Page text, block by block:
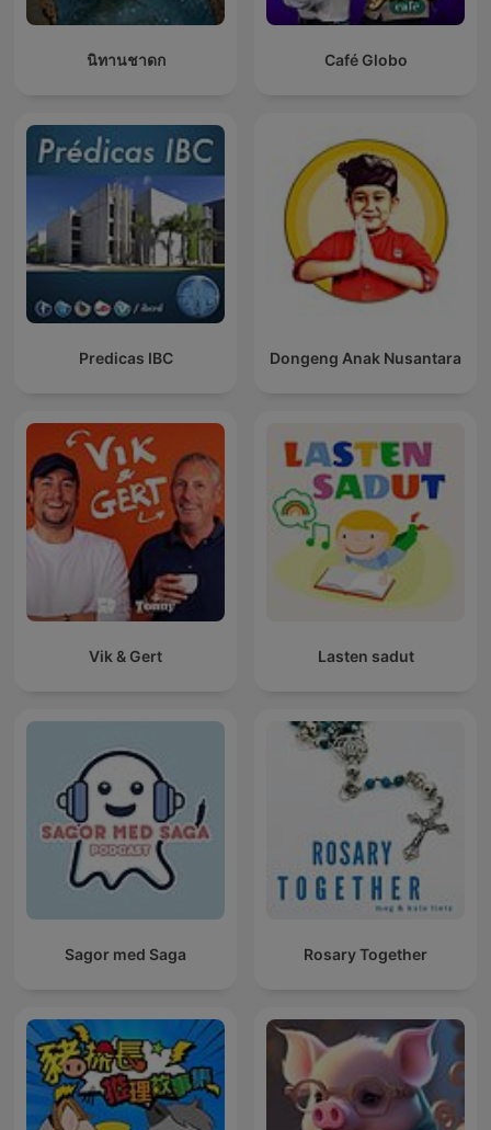
นิทานชาดก Café Globo
Predicas IBC Dongeng Anak Nusantara
Vik & Gert Lasten sadut
Sagor med Saga Rosary Together